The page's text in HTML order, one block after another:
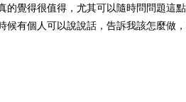
的覺得很值得，尤其可以隨時問問題這
有個人可以說說話，告訴我該怎麼做，